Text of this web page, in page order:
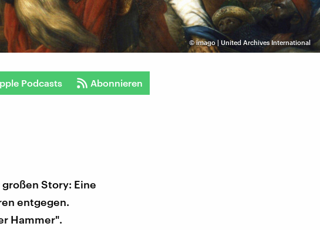
©imago | United Archives International
Podcasts Abonnieren
Story: Eine
entgegen.
Hammer".